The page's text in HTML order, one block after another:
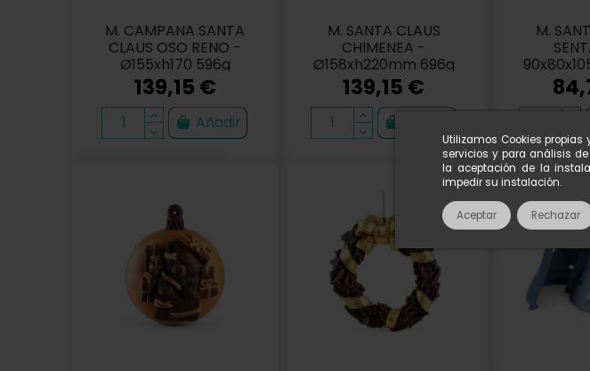
Utilizamos Cookies
servicios y para análisis
la aceptación de la
impedir su instalación.
Aceptar Rechazar
M. CAMPANA SANTA
CLAUS OSO RENO -
Ø155xh170 596g
139,15 €
Añadir
M. SANTA CLAUS
CHIMENEA -
Ø158xh220mm 696g
139,15 €
M.